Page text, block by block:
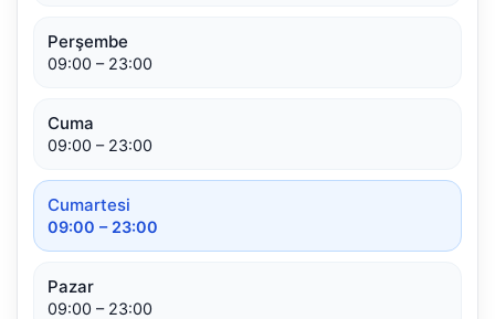
Perşembe
09:00 – 23:00
Cuma
09:00 – 23:00
Cumartesi
09:00 – 23:00
Pazar
09:00 – 23:00